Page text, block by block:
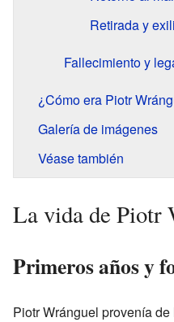
Retirada y
Fallecimiento y
¿Cómo era Piotr
Galería de imágenes
Véase también
La vida de Piotr
Primeros años y
Piotr Wránguel provenía